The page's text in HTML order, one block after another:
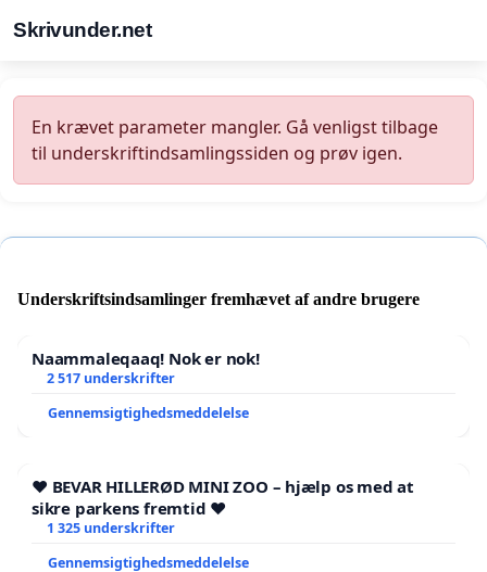
Skrivunder.net
En krævet parameter mangler. Gå venligst tilbage
til underskriftindsamlingssiden og prøv igen.
Underskriftsindsamlinger fremhævet af andre brugere
Naammaleqaaq! Nok er nok!
2 517 underskrifter
Gennemsigtighedsmeddelelse
❤️ BEVAR HILLERØD MINI ZOO – hjælp os med at
sikre parkens fremtid ❤️
1 325 underskrifter
Gennemsigtighedsmeddelelse